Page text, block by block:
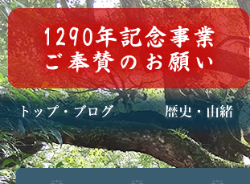
トップページ
ブログ(日々八百万)
お知らせ一覧 歴史・ご祭神
年中行事
メディア掲載